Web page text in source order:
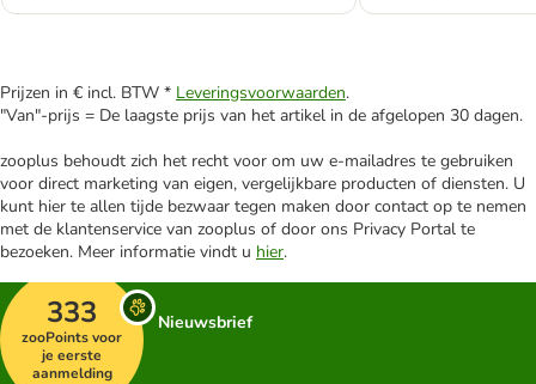
Prijzen in € incl. BTW * Leveringsvoorwaarden.
"Van"-prijs = De laagste prijs van het artikel in de afgelopen 30 dagen.
zooplus behoudt zich het recht voor om uw e-mailadres te gebruiken
voor direct marketing van eigen, vergelijkbare producten of diensten. U
kunt hier te allen tijde bezwaar tegen maken door contact op te nemen
met de klantenservice van zooplus of door ons Privacy Portal te
bezoeken. Meer informatie vindt u hier.
333
zooPoints voor
je eerste
aanmelding
Nieuwsbrief